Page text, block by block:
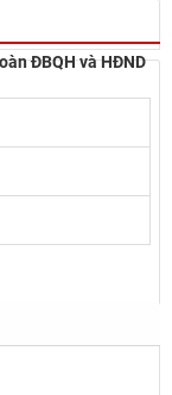
ĐBQH và HĐND